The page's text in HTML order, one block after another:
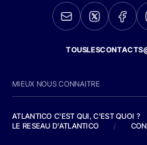
MIEUX NOUS CONNAITRE
ATLANTICO C'EST QUI, C'EST QUOI ?
LE RESEAU D'ATLANTICO
/